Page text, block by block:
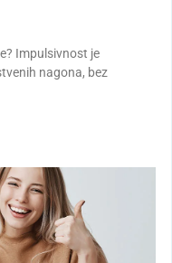
Impulsivnost je
nagona, bez